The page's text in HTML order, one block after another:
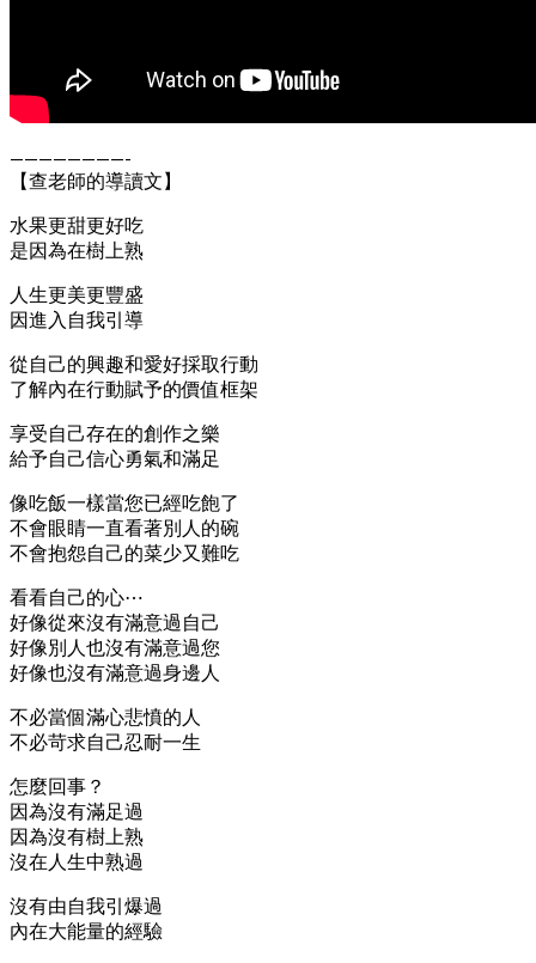
————————-
【查老師的導讀文】
水果更甜更好吃
是因為在樹上熟
人生更美更豐盛
因進入自我引導
從自己的興趣和愛好採取行動
了解內在行動賦予的價值框架
享受自己存在的創作之樂
給予自己信心勇氣和滿足
像吃飯一樣當您已經吃飽了
不會眼睛一直看著別人的碗
不會抱怨自己的菜少又難吃
看看自己的心⋯
好像從來沒有滿意過自己
好像別人也沒有滿意過您
好像也沒有滿意過身邊人
不必當個滿心悲憤的人
不必苛求自己忍耐一生
怎麼回事？
因為沒有滿足過
因為沒有樹上熟
沒在人生中熟過
沒有由自我引爆過
內在大能量的經驗